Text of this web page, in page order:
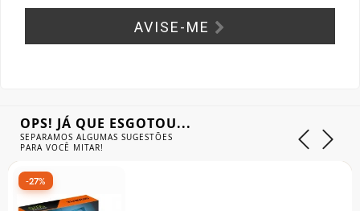
AVISE-ME
OPS! JÁ QUE ESGOTOU...
SEPARAMOS ALGUMAS SUGESTÕES
PARA VOCÊ MITAR!
-27%